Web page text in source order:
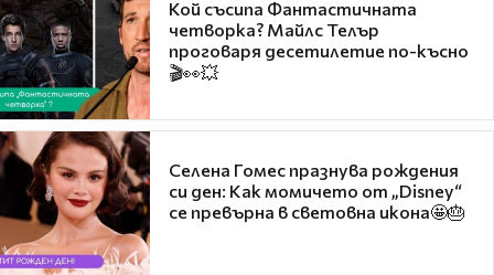
Кой съсипа Фантастичната
четворка? Майлс Телър
проговаря десетилетие по-късно
🎬👀💥
Селена Гомес празнува рождения
си ден: Как момичето от „Disney“
се превърна в световна икона🤩🎂